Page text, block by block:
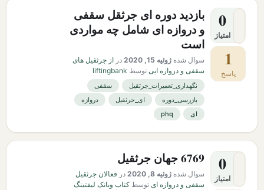
0
امتیاز
1
پاسخ
بازدید دوره ای جرثقل سقفی
و دروازه ای شامل چه مواردی
است
سوال شده ژوئیه 15, 2020 در از جرثقیل های
سقفی و دروازه ایی توسط liftingbank
نگهداری_تعمیرات_جرثقیل
سقفی
بازرسی_دوره
ای_جرثقیل
دروازه
ای
phq
0
امتیاز
6769 جهان جرثقیل
سوال شده ژوئیه 8, 2020 در فعالان جرثقیل
سقفی و دروازه ای توسط کتاب وبانک لیفتینگ